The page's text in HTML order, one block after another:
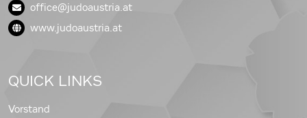
office@judoaustria.at
www.judoaustria.at
QUICK LINKS
Vorstand